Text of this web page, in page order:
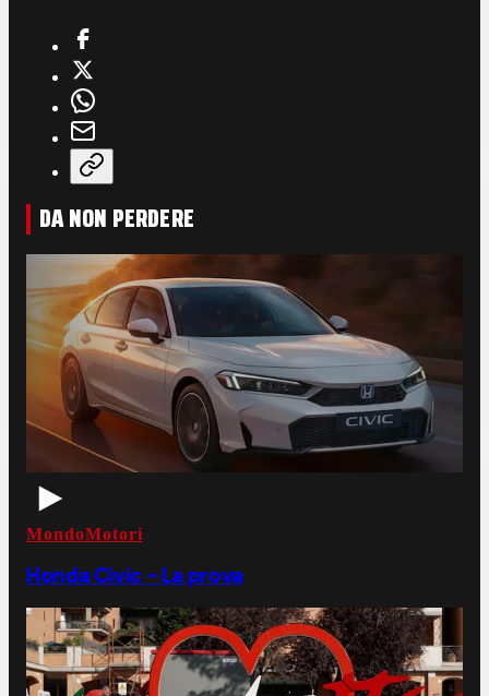
DA NON PERDERE
MondoMotori
Honda Civic - La prova